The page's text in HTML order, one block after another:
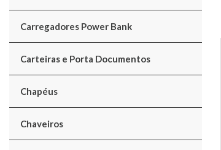
Carregadores Power Bank
Carteiras e Porta Documentos
Chapéus
Chaveiros